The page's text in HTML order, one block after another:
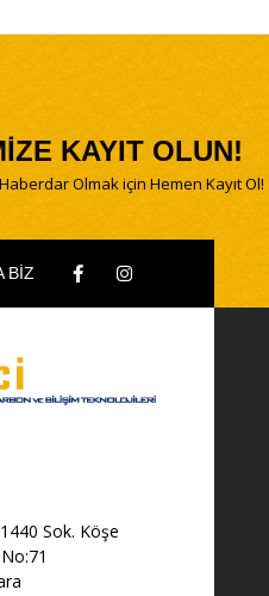
KAYIT OLUN!
Olmak için Hemen Kayıt Ol!
BİZ
Sok. Köşe